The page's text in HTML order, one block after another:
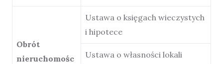
Obrót
nieruchomośc
Ustawa o księgach wieczystych
i hipotece
Ustawa o własności lokali